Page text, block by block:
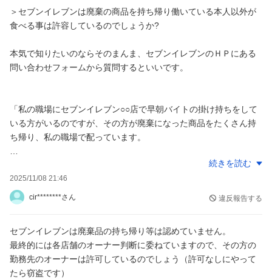
＞セブンイレブンは廃棄の商品を持ち帰り働いている本人以外が
食べる事は許容しているのでしょうか?
本気で知りたいのならそのまんま、セブンイレブンのＨＰにある
問い合わせフォームから質問するといいです。
「私の職場にセブンイレブン○○店で早朝バイトの掛け持ちをして
いる方がいるのですが、その方が廃棄になった商品をたくさん持
ち帰り、私の職場で配っています。
私も最初何度か受け取った事はありますが、廃棄のおにぎりを食
べてお腹が痛くなった事がありそれ以来は受け取ってないです。
本人は、賞味期限が切れてても大丈夫、食べれると言って配って
る本人以外が食べる事は許容しているのでしょうか？」
って。
続きを読む
2025/11/08 21:46
cir********さん 違反報告する
セブンイレブンは廃棄品の持ち帰り等は認めていません。
最終的には各店舗のオーナー判断に委ねていますので、その方の
勤務先のオーナーは許可しているのでしょう（許可なしにやって
たら窃盗です）